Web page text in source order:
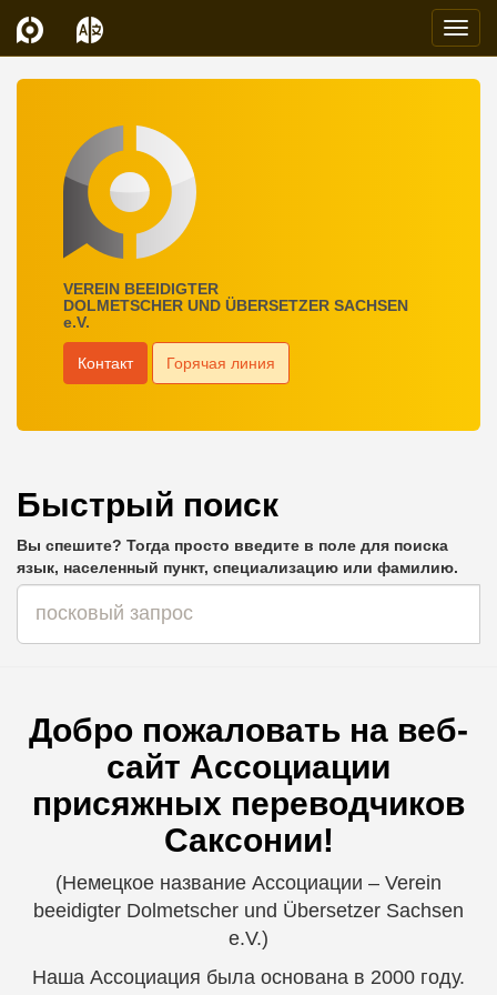
VEREIN BEEIDIGTER
DOLMETSCHER UND ÜBERSETZER SACHSEN
e.V.
Контакт Горячая линия
Быстрый поиск
Вы спешите? Тогда просто введите в поле для поиска
язык, населенный пункт, специализацию или фамилию.
Добро пожаловать на веб-
сайт Ассоциации
присяжных переводчиков
Саксонии!
(Немецкое название Ассоциации ‒ Verein
beeidigter Dolmetscher und Übersetzer Sachsen
e.V.)
Наша Ассоциация была основана в 2000 году.